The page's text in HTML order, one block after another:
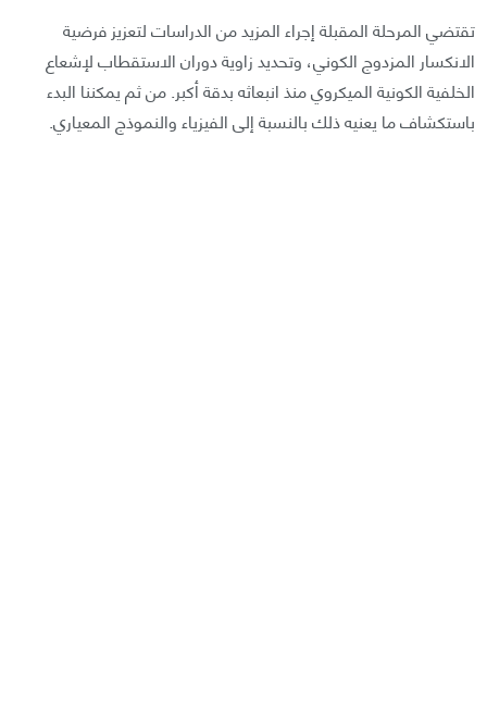
تقتضي المرحلة المقبلة إجراء المزيد من الدراسات لتعزيز فرضية
الانكسار المزدوج الكوني، وتحديد زاوية دوران الاستقطاب لإشعاع
الخلفية الكونية الميكروي منذ انبعاثه بدقة أكبر. من ثم يمكننا البدء
باستكشاف ما يعنيه ذلك بالنسبة إلى الفيزياء والنموذج المعياري.